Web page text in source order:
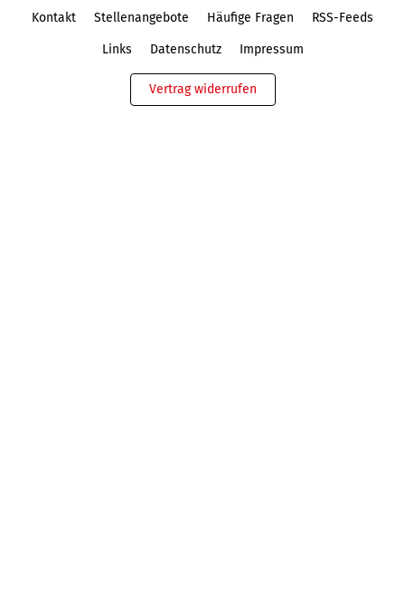
Kontakt Stellenangebote Häufige Fragen RSS-Feeds
Links Datenschutz Impressum
Vertrag widerrufen